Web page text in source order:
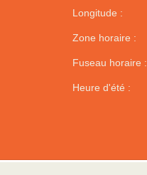
Longitude :
Zone horaire :
Fuseau horaire :
Heure d'été :